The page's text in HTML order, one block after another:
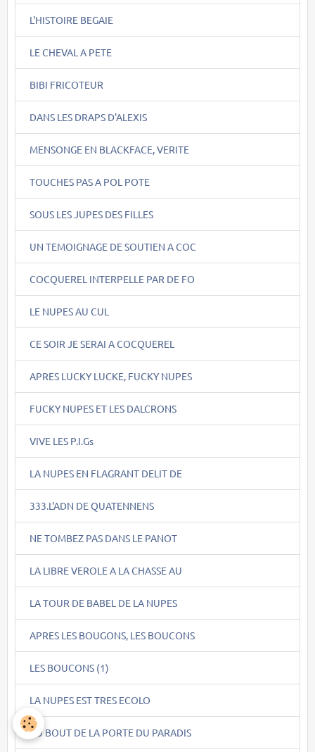
L'HISTOIRE BEGAIE
LE CHEVAL A PETE
BIBI FRICOTEUR
DANS LES DRAPS D'ALEXIS
MENSONGE EN BLACKFACE, VERITE
TOUCHES PAS A POL POTE
SOUS LES JUPES DES FILLES
UN TEMOIGNAGE DE SOUTIEN A COC
COCQUEREL INTERPELLE PAR DE FO
LE NUPES AU CUL
CE SOIR JE SERAI A COCQUEREL
APRES LUCKY LUCKE, FUCKY NUPES
FUCKY NUPES ET LES DALCRONS
VIVE LES P.I.Gs
LA NUPES EN FLAGRANT DELIT DE
333.L'ADN DE QUATENNENS
NE TOMBEZ PAS DANS LE PANOT
LA LIBRE VEROLE A LA CHASSE AU
LA TOUR DE BABEL DE LA NUPES
APRES LES BOUGONS, LES BOUCONS
LES BOUCONS (1)
LA NUPES EST TRES ECOLO
AU BOUT DE LA PORTE DU PARADIS